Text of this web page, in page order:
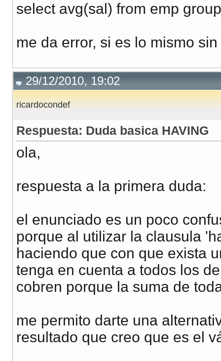
select avg(sal) from emp
me da error, si es lo mismo
29/12/2010, 19:02
ricardocondef
Respuesta: Duda basica HAVING
ola,
respuesta a la primera duda:
el enunciado es un poco
porque al utilizar la clausula
haciendo que con que exista
tenga en cuenta a todos los
cobren porque la suma de
me permito darte una
resultado que creo que es el